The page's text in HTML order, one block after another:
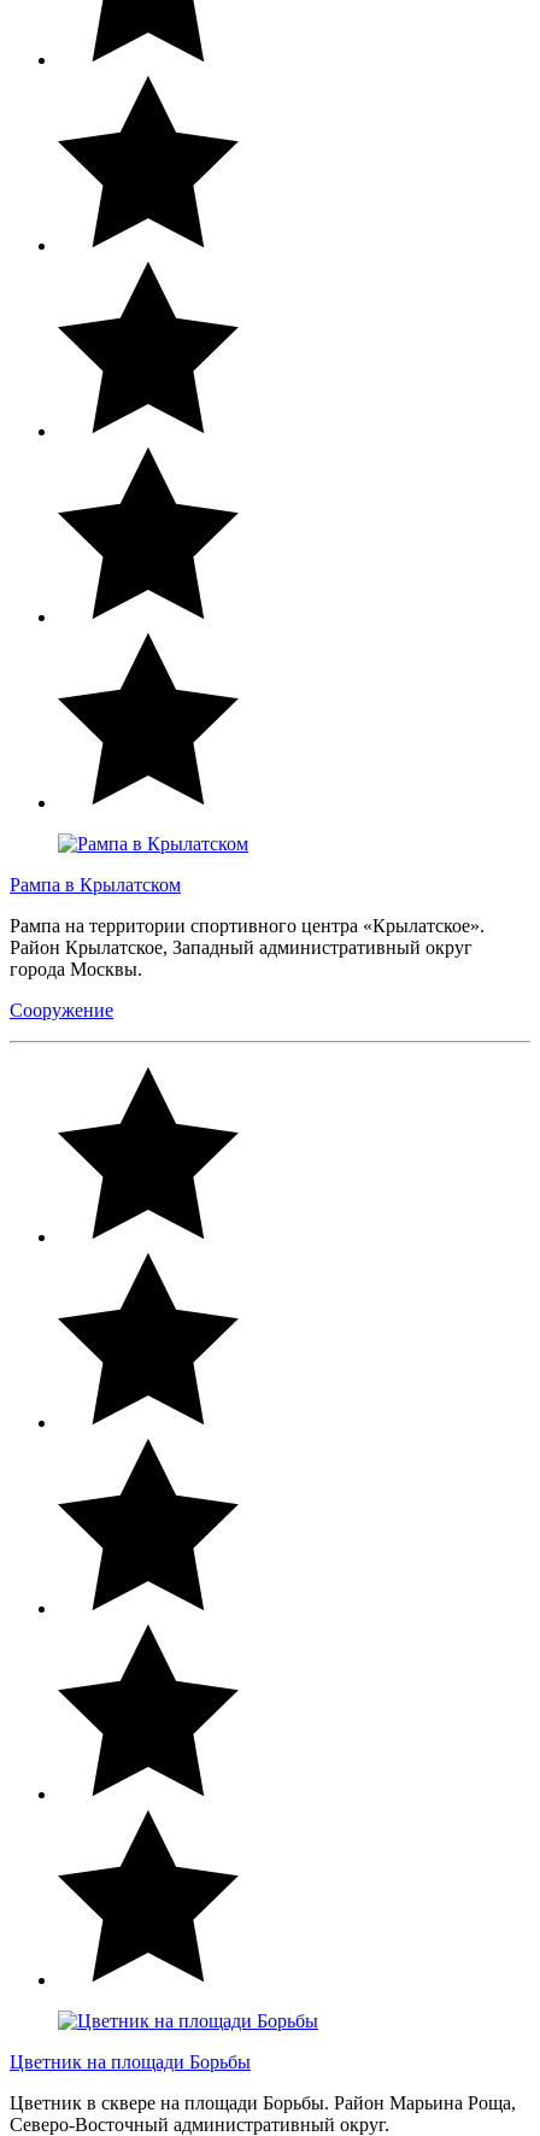
Рампа в Крылатском
Рампа на территории спортивного центра «Крылатское».
Район Крылатское, Западный административный округ
города Москвы.
Сооружение
Цветник на площади Борьбы
Цветник в сквере на площади Борьбы. Район Марьина Роща,
Северо-Восточный административный округ.